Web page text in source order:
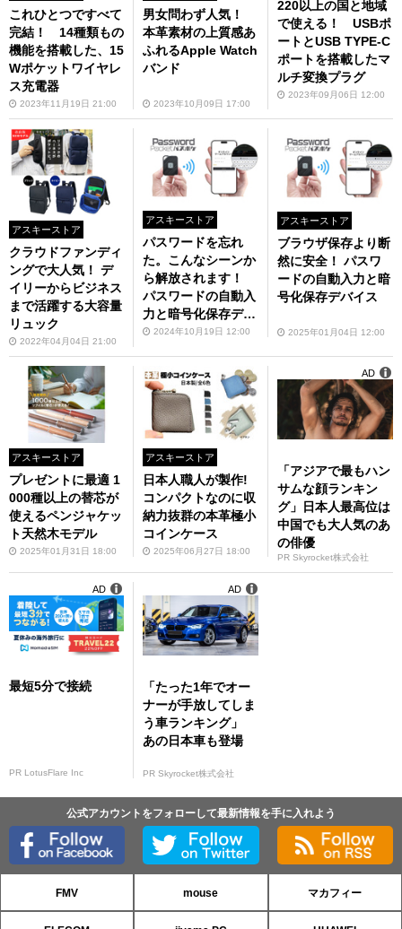
これひとつですべて
完結！ 14種類もの
機能を搭載した、15
Wポケットワイヤレ
ス充電器
2023年11月19日 21:00
男女問わず人気！
本革素材の上質感あ
ふれるApple Watch
バンド
2023年10月09日 17:00
220以上の国と地域
で使える！ USBポ
ートとUSB TYPE-C
ポートを搭載したマ
ルチ変換プラグ
2023年09月06日 12:00
アスキーストア
クラウドファンディ
ングで大人気！ デ
イリーからビジネス
まで活躍する大容量
リュック
2022年04月04日 21:00
アスキーストア
パスワードを忘れ
た。こんなシーンか
ら解放されます！
パスワードの自動入
力と暗号化保存デバ
イス「パスポケ」
2024年10月19日 12:00
アスキーストア
ブラウザ保存より断
然に安全！ パスワ
ードの自動入力と暗
号化保存デバイス
2025年01月04日 12:00
アスキーストア
プレゼントに最適 1
000種以上の替芯が
使えるペンジャケッ
ト天然木モデル
2025年01月31日 18:00
アスキーストア
日本人職人が製作!
コンパクトなのに収
納力抜群の本革極小
コインケース
2025年06月27日 18:00
「アジアで最もハン
サムな顔ランキン
グ」日本人最高位は
中国でも大人気のあ
の俳優
PR Skyrocket株式会社
AD
最短5分で接続
PR LotusFlare Inc
AD
「たった1年でオー
ナーが手放してしま
う車ランキング」
あの日本車も登場
PR Skyrocket株式会社
AD
公式アカウントをフォローして最新情報を手に入れよう
FMV mouse マカフィー